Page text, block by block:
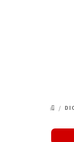
DOMŮ
/